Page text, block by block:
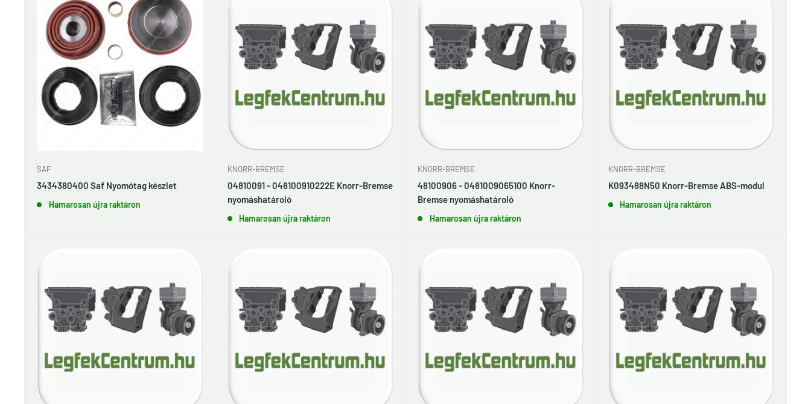
SAF
3434380400 Saf Nyomótag készlet
Hamarosan újra raktáron
KNORR-BREMSE
04810091 - 048100910222E Knorr-Bremse
nyomáshatároló
Hamarosan újra raktáron
KNORR-BREMSE
48100906 - 0481009065100 Knorr-
Bremse nyomáshatároló
Hamarosan újra raktáron
KNORR-BREMSE
K093488N50 Knorr-Bremse ABS-modul
Hamarosan újra raktáron